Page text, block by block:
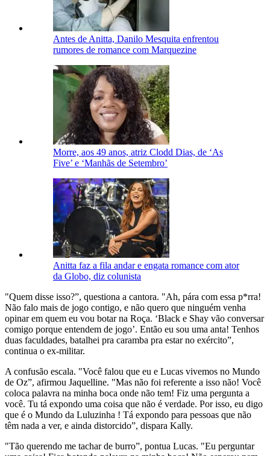
Antes de Anitta, Danilo Mesquita enfrentou
rumores de romance com Marquezine
Morre, aos 49 anos, atriz Clodd Dias, de ‘As
Five’ e ‘Manhãs de Setembro’
Anitta faz a fila andar e engata romance com ator
da Globo, diz colunista
"Quem disse isso?”, questiona a cantora. "Ah, pára com essa p*rra!
Não falo mais de jogo contigo, e não quero que ninguém venha
opinar em quem eu vou botar na Roça. ‘Black e Shay vão conversar
comigo porque entendem de jogo’. Então eu sou uma anta! Tenhos
duas faculdades, batalhei pra caramba pra estar no exército”,
continua o ex-militar.
A confusão escala. "Você falou que eu e Lucas vivemos no Mundo
de Oz”, afirmou Jaquelline. "Mas não foi referente a isso não! Você
coloca palavra na minha boca onde não tem! Fiz uma pergunta a
você. Tu tá expondo uma coisa que não é verdade. Por isso, eu digo
que é o Mundo da Luluzinha ! Tá expondo para pessoas que não
têm nada a ver, e ainda distorcido”, dispara Kally.
"Tão querendo me tachar de burro”, pontua Lucas. "Eu perguntar